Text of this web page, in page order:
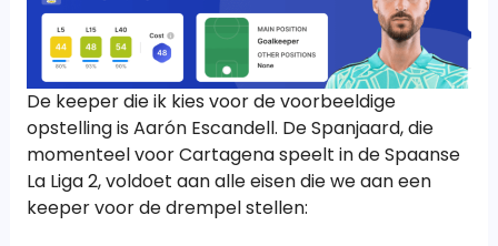
De keeper die ik kies voor de voorbeeldige
opstelling is Aarón Escandell. De Spanjaard, die
momenteel voor Cartagena speelt in de Spaanse
La Liga 2, voldoet aan alle eisen die we aan een
keeper voor de drempel stellen: